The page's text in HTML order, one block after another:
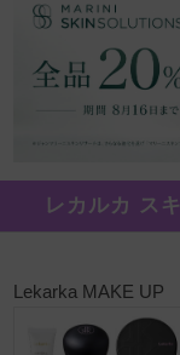
レカルカ ス
Lekarka MAKE UP